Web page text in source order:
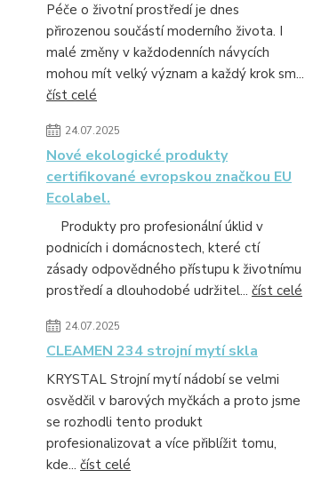
Péče o životní prostředí je dnes
přirozenou součástí moderního života. I
malé změny v každodenních návycích
mohou mít velký význam a každý krok sm...
číst celé
24.07.2025
Nové ekologické produkty
certifikované evropskou značkou EU
Ecolabel.
Produkty pro profesionální úklid v
podnicích i domácnostech, které ctí
zásady odpovědného přístupu k životnímu
prostředí a dlouhodobé udržitel... číst celé
24.07.2025
CLEAMEN 234 strojní mytí skla
KRYSTAL Strojní mytí nádobí se velmi
osvědčil v barových myčkách a proto jsme
se rozhodli tento produkt
profesionalizovat a více přiblížit tomu,
kde... číst celé